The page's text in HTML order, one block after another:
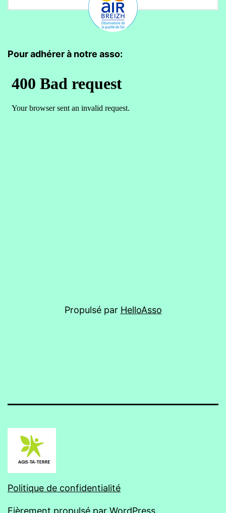
Pour adhérer à notre asso:
Propulsé par HelloAsso
Politique de confidentialité
Fièrement propulsé par WordPress